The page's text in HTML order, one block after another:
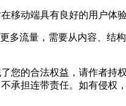
移动端具有良好的用户体
多流量，需要从内容、
您的合法权益，请作者
承担连带责任。如有侵权